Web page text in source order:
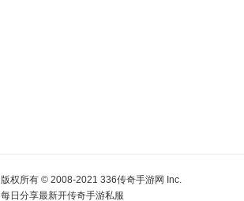
版权所有 © 2008-2021 336传奇手游网 Inc.
每日分享最新开传奇手游私服